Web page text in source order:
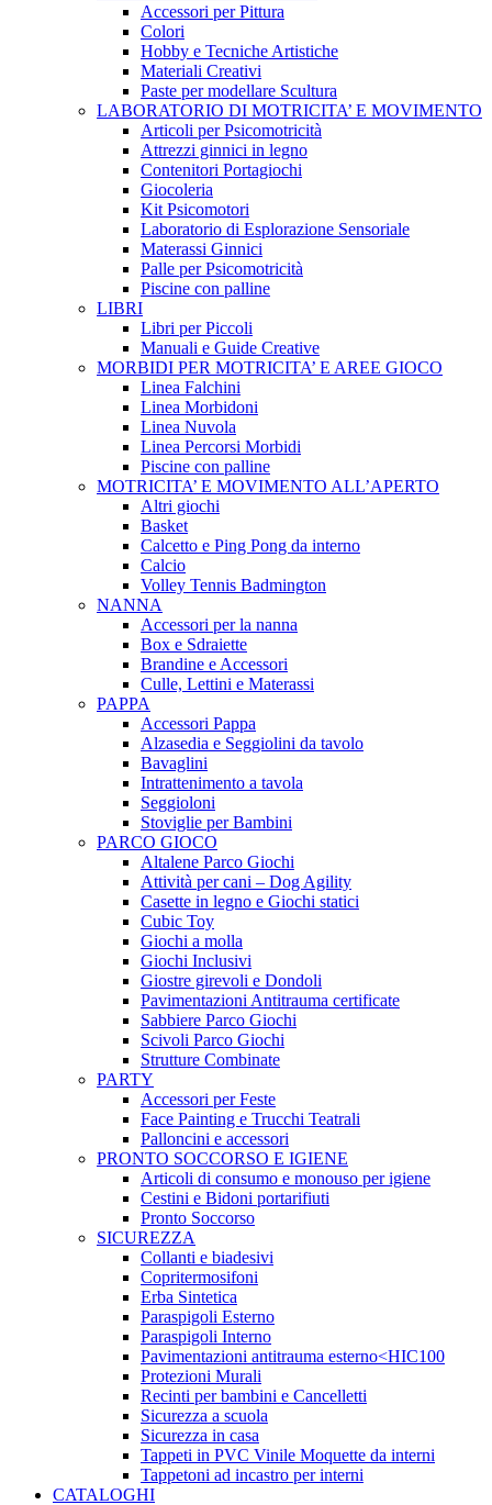
Accessori per Pittura
Colori
Hobby e Tecniche Artistiche
Materiali Creativi
Paste per modellare Scultura
LABORATORIO DI MOTRICITA’ E MOVIMENTO
Articoli per Psicomotricità
Attrezzi ginnici in legno
Contenitori Portagiochi
Giocoleria
Kit Psicomotori
Laboratorio di Esplorazione Sensoriale
Materassi Ginnici
Palle per Psicomotricità
Piscine con palline
LIBRI
Libri per Piccoli
Manuali e Guide Creative
MORBIDI PER MOTRICITA’ E AREE GIOCO
Linea Falchini
Linea Morbidoni
Linea Nuvola
Linea Percorsi Morbidi
Piscine con palline
MOTRICITA’ E MOVIMENTO ALL’APERTO
Altri giochi
Basket
Calcetto e Ping Pong da interno
Calcio
Volley Tennis Badmington
NANNA
Accessori per la nanna
Box e Sdraiette
Brandine e Accessori
Culle, Lettini e Materassi
PAPPA
Accessori Pappa
Alzasedia e Seggiolini da tavolo
Bavaglini
Intrattenimento a tavola
Seggioloni
Stoviglie per Bambini
PARCO GIOCO
Altalene Parco Giochi
Attività per cani – Dog Agility
Casette in legno e Giochi statici
Cubic Toy
Giochi a molla
Giochi Inclusivi
Giostre girevoli e Dondoli
Pavimentazioni Antitrauma certificate
Sabbiere Parco Giochi
Scivoli Parco Giochi
Strutture Combinate
PARTY
Accessori per Feste
Face Painting e Trucchi Teatrali
Palloncini e accessori
PRONTO SOCCORSO E IGIENE
Articoli di consumo e monouso per igiene
Cestini e Bidoni portarifiuti
Pronto Soccorso
SICUREZZA
Collanti e biadesivi
Copritermosifoni
Erba Sintetica
Paraspigoli Esterno
Paraspigoli Interno
Pavimentazioni antitrauma esterno<HIC100
Protezioni Murali
Recinti per bambini e Cancelletti
Sicurezza a scuola
Sicurezza in casa
Tappeti in PVC Vinile Moquette da interni
Tappetoni ad incastro per interni
CATALOGHI